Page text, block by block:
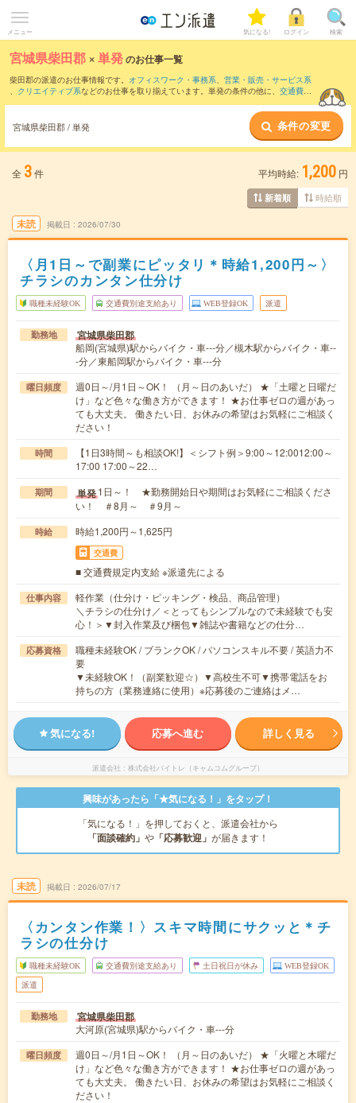
メニュー 気になる! ログイン 検索
宮城県柴田郡 ×単発のお仕事一覧
柴田郡の派遣のお仕事情報です。 オフィスワーク・事務系、 営業・販売・サービス系
、 クリエイティブ系などのお仕事を取り揃えています。単発の条件の他に、 交通費別
宮城県柴田郡 / 単発 条件の変更
全 3件 平均時給: 1,200 円
新着順 時給順
未読 掲載日 2026/07/30
〈月1日～で副業にピッタリ＊時給1,200円～〉
チラシのカンタン仕分け
職種未経験OK 交通費別途支給あり WEB登録OK 派遣
勤務地 宮城県柴田郡
船岡(宮城県)駅からバイク・車---分／槻木駅からバイク・車--
-分／東船岡駅からバイク・車---分
曜日頻度
週0日～/月1日～OK！ （月～日のあいだ） ★「土曜と日曜だ
け」など色々な働き方ができます！ ★お仕事ゼロの週があっ
ても大丈夫。 働きたい日、お休みの希望はお気軽にご相談く
ださい！
時間
【1日3時間～も相談OK!】＜シフト例＞9:00～12:0012:00～
17:00 17:00～22…
期間 単発1日～！ ★勤務開始日や期間はお気軽にご相談くださ
い！ ＃8月～ ＃9月～
時給 時給1,200円～1,625円
交通費
■ 交通費規定内支給 ※派遣先による
仕事内容
軽作業（仕分け・ピッキング・検品、商品管理）
＼チラシの仕分け／＜とってもシンプルなので未経験でも安
心！＞▼封入作業及び梱包▼雑誌や書籍などの仕分…
応募資格
職種未経験OK / ブランクOK / パソコンスキル不要 / 英語力不
要
▼未経験OK！（副業歓迎☆）▼高校生不可▼携帯電話をお
持ちの方（業務連絡に使用）※応募後のご連絡はメ…
気になる! 応募へ進む 詳しく見る
派遣会社 株式会社バイトレ（キャムコムグループ）
興味があったら「★気になる！」をタップ！
「気になる！」を押しておくと、派遣会社から
「面談確約」 や 「応募歓迎」 が届きます！
未読 掲載日 2026/07/17
〈カンタン作業！〉スキマ時間にサクッと＊チ
ラシの仕分け
職種未経験OK 交通費別途支給あり 土日祝日が休み WEB登録OK
派遣
勤務地 宮城県柴田郡
大河原(宮城県)駅からバイク・車---分
曜日頻度
週0日～/月1日～OK！ （月～日のあいだ） ★「火曜と木曜だ
け」など色々な働き方ができます！ ★お仕事ゼロの週があっ
ても大丈夫。 働きたい日、お休みの希望はお気軽にご相談く
ださい！